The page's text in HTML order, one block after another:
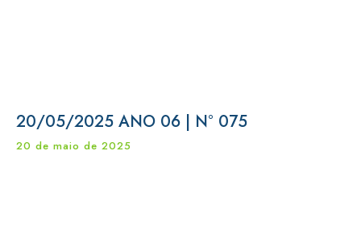
20/05/2025 ANO 06 | N° 075
20 de maio de 2025